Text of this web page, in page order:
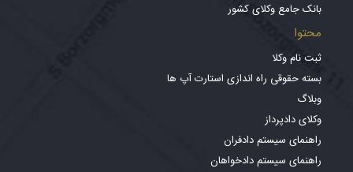
بانک جامع وکلای کشور
محتوا
ثبت نام وکلا
بسته حقوقی راه اندازی استارت آپ ها
وبلاگ
وکلای دادپرداز
راهنمای سیستم دادفران
راهنمای سیستم دادخواهان